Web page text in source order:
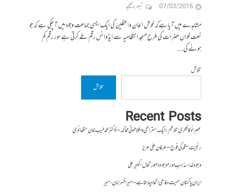
07/03/2016 تبصرہ لکھیے
مشاہدے میں آیا ہےکہ خوش الحان واعظین کی ایک ایسی جماعت وجود میں آ چکی ہے کہ جو
نعت خواں حضرات کی طرح مسجد انتظامیہ سے ایڈوانس رقم طے کرتی ہے اور رقم کم
ہونے کی...
تلاش
تلاش
Recent Posts
عصرِ نو کا فکری تلاطم: ایک سقراطی و افلاطونی محاکمہ – ڈاکٹر محمد طیب خان سنگھانوی
رنجیت سنگھ کی فوج – عرفان علی عزیز
وجودِ خدا، مذہب اور موجودہ صورتحال- کبیر علی
ایران پاکستان سمیت دفاعی اتحاد چاہتا ہے – میر افسر امان،میر